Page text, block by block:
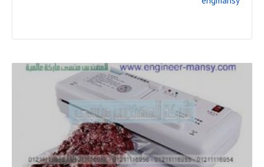
READ
FULL